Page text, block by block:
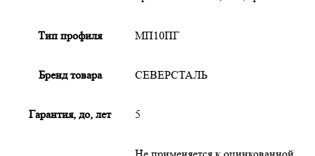
Тип профиля МП10ПГ
Бренд товара СЕВЕРСТАЛЬ
Гарантия, до, лет 5